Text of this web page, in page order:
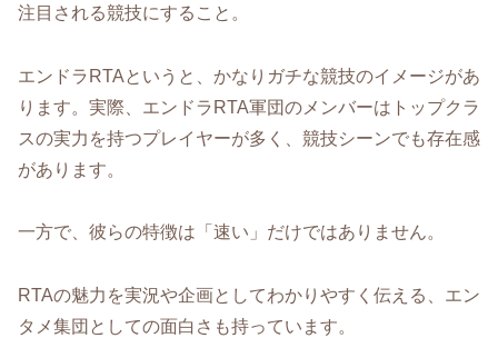
注目される競技にすること。
エンドラRTAというと、かなりガチな競技のイメージがあ
ります。実際、エンドラRTA軍団のメンバーはトップクラ
スの実力を持つプレイヤーが多く、競技シーンでも存在感
があります。
一方で、彼らの特徴は「速い」だけではありません。
RTAの魅力を実況や企画としてわかりやすく伝える、エン
タメ集団としての面白さも持っています。